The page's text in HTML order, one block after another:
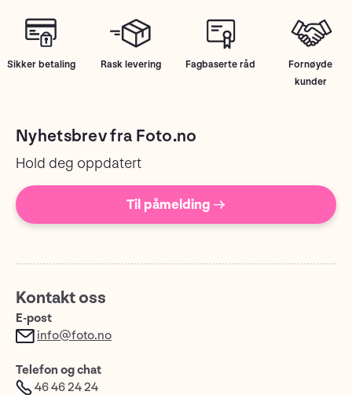
Sikker betaling Rask levering Fagbaserte råd
Fornøyde
kunder
Nyhetsbrev fra Foto.no
Hold deg oppdatert
Til påmelding →
Kontakt oss
E-post
info@foto.no
Telefon og chat
46 46 24 24